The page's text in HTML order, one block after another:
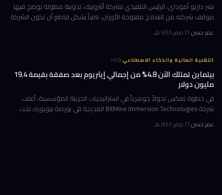
نشر داريو أموداي، الرئيس التنفيذي لشركة أنثروبيك، تدوينة مطولة يوضح فيها
موقف شركته من النماذج مفتوحة الأوزان، نافياً بشكل قاطع أن تكون الشركة
عمر حسن·٢١ صفر ١٤٤٨ هـ
التقنية المالية والذكاء الاصطناعي·
5د
بيتماين تمتلك الآن 4.8% من إجمالي إيثريوم بعد صفقة بقيمة 19.4
مليون دولار
في خطوة تعكس تحولاً جوهرياً في استراتيجيات الخزينة المؤسسية، أعلنت
شركة BitMine Immersion Technologies المدرجة في بورصة نيويورك تحت
عمر حسن·٢١ صفر ١٤٤٨ هـ